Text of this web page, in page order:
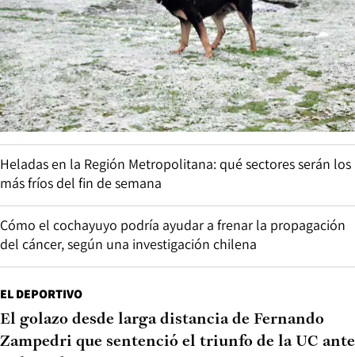
Heladas en la Región Metropolitana: qué sectores serán los
más fríos del fin de semana
Cómo el cochayuyo podría ayudar a frenar la propagación
del cáncer, según una investigación chilena
EL DEPORTIVO
El golazo desde larga distancia de Fernando
Zampedri que sentenció el triunfo de la UC ante